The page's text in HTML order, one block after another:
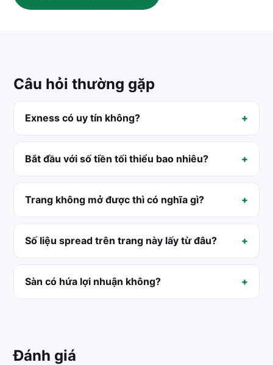
Câu hỏi thường gặp
Exness có uy tín không?
Bắt đầu với số tiền tối thiểu bao nhiêu?
Trang không mở được thì có nghĩa gì?
Số liệu spread trên trang này lấy từ đâu?
Sàn có hứa lợi nhuận không?
Đánh giá